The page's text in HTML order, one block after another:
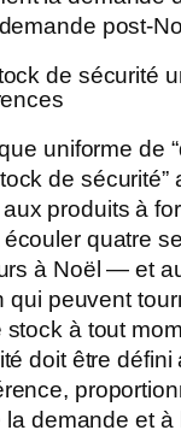
post-
de sécurité
uniforme de
de sécurité”
produits à
quatre
à Noël — et
qui peuvent
à tout
doit être défini
la demande et à